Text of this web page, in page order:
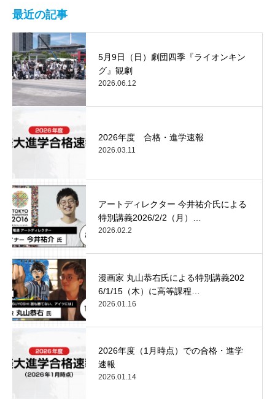
最近の記事
5月9日（日）劇団四季『ライオンキン
グ』観劇
2026.06.12
2026年度 合格・進学速報
2026.03.11
アートディレクター 今井祐介氏による
特別講義2026/2/2（月）…
2026.02.2
漫画家 丸山恭右氏による特別講義202
6/1/15（木）に高等課程…
2026.01.16
2026年度（1月時点）での合格・進学
速報
2026.01.14